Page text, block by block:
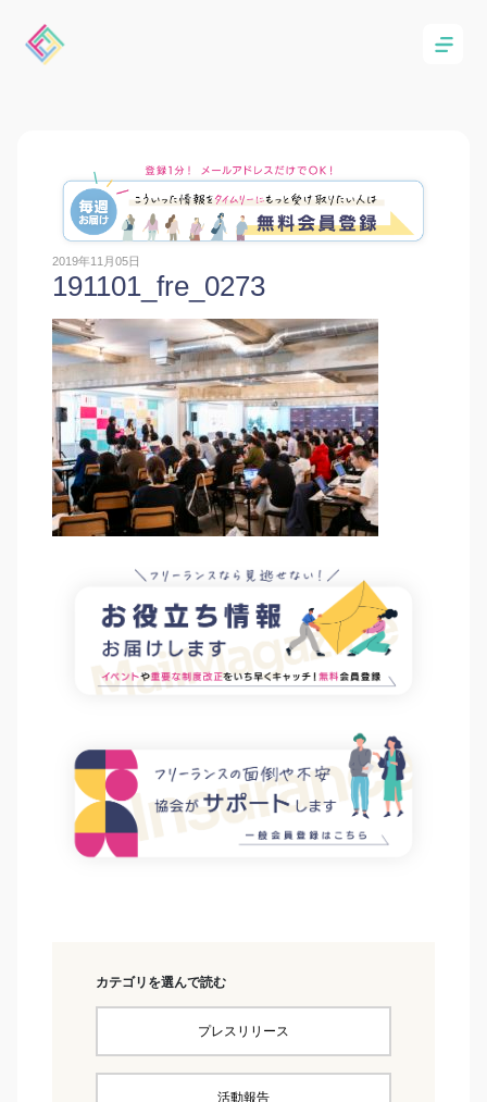
2019年11月05日
191101_fre_0273
カテゴリを選んで読む
プレスリリース
活動報告